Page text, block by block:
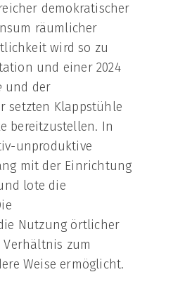
demokratischer
räumlicher
wird so zu
und einer 2024
und der
setzten Klappstühle
bereitzustellen. In
unproduktive
mit der Einrichtung
lote die
Nutzung örtlicher
zum
Weise ermöglicht.